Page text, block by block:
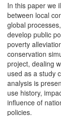
In this paper we
between local
global
develop public
poverty
conservation
project, dealing
used as a study
analysis is
use history,
influence of
policies.